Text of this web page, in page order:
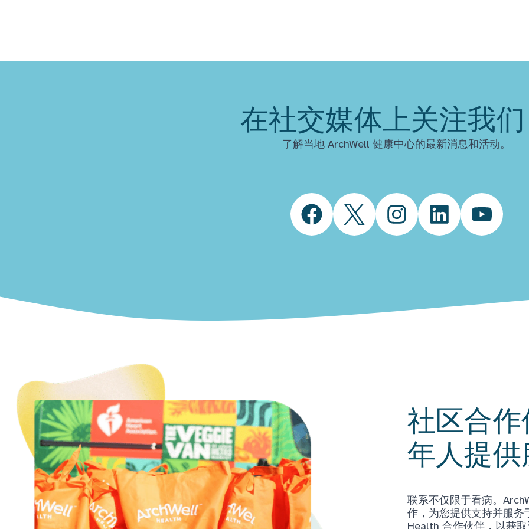
在社交媒体上关注我
了解当地 ArchWell 健康中心的最新消息和活动。
FacebookTwitter InstagramLinkedIn YouTube
社区合
年人提供
联系不仅限于看病。
作，为您提供支持并服务
Health 合作伙伴，以获